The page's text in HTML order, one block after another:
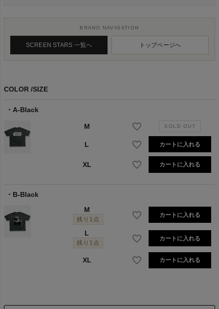
BRAND NAVIGATION
SCREEN STARS 一覧へ トップページへ
COLOR SIZE
A-Black
M
L カートに入れる
XL カートに入れる
B-Black
M
残り1点
カートに入れる
L
残り1点
カートに入れる
XL カートに入れる